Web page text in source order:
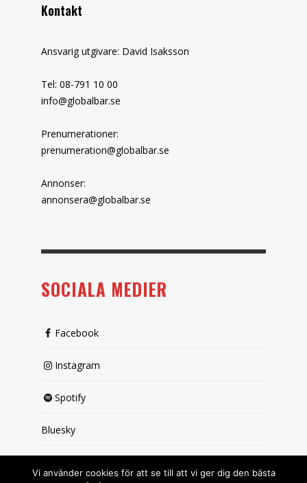
Kontakt
Ansvarig utgivare: David Isaksson
Tel: 08-791 10 00
info@globalbar.se
Prenumerationer:
prenumeration@globalbar.se
Annonser:
annonsera@globalbar.se
SOCIALA MEDIER
Facebook
Instagram
Spotify
Bluesky
Vi använder cookies för att se till att vi ger dig den bästa